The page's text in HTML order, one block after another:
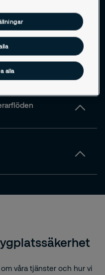
luftfarten
våra tjänster och hur vi
alla